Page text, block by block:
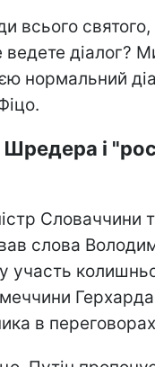
всього
ведете діалог?
нормальний
і
Словаччини
слова
участь
в